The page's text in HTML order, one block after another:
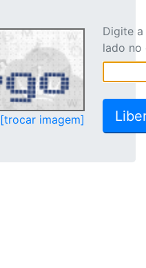
[trocar imagem]
Digite
lado no